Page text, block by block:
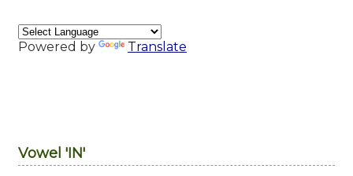
Powered by Translate
Vowel 'IN'